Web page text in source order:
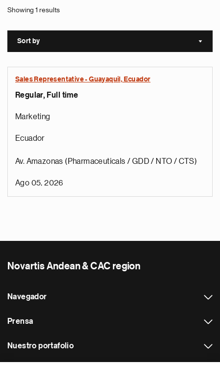
Showing 1 results
Sort by Sort
Sales Representative - Guayaquil, Ecuador
Regular, Full time
Marketing
Ecuador
Av. Amazonas (Pharmaceuticals / GDD / NTO / CTS)
Ago 05, 2026
Novartis Andean & CAC region
Navegador
Prensa
Nuestro portafolio